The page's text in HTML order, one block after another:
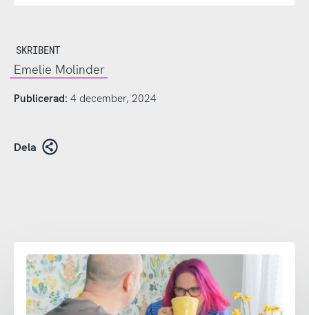
SKRIBENT
Emelie Molinder
Publicerad: 4 december, 2024
Dela